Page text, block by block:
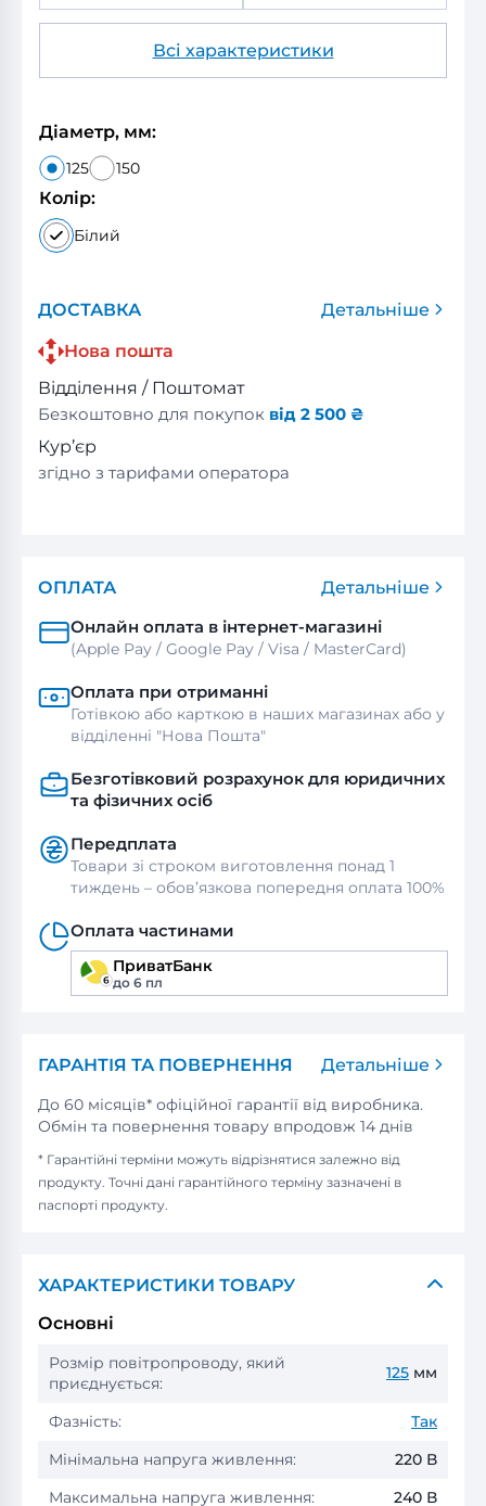
Всі характеристики
Діаметр, мм:
125 150
Колір:
Білий
ДОСТАВКА
Детальніше
Нова пошта
Відділення / Поштомат
Безкоштовно для покупок від 2 500 ₴
Кур’єр
згідно з тарифами оператора
ОПЛАТА
Детальніше
Онлайн оплата в інтернет-магазині
(Apple Pay / Google Pay / Visa / MasterСard)
Оплата при отриманні
Готівкою або карткою в наших магазинах або у
відділенні "Нова Пошта"
Безготівковий розрахунок для юридичних
та фізичних осіб
Передплата
Товари зі строком виготовлення понад 1
тиждень – обов’язкова попередня оплата 100%
Оплата частинами
ПриватБанк
до 6 пл
ГАРАНТІЯ ТА ПОВЕРНЕННЯ Детальніше
До 60 місяців* офіційної гарантії від виробника.
Обмін та повернення товару впродовж 14 днів
* Гарантійні терміни можуть відрізнятися залежно від
продукту. Точні дані гарантійного терміну зазначені в
паспорті продукту.
ХАРАКТЕРИСТИКИ ТОВАРУ
Основні
Розмір повітропроводу, який
приєднується:
125 мм
Фазність:
Так
Мінімальна напруга живлення:
220 В
Максимальна напруга живлення:
240 В